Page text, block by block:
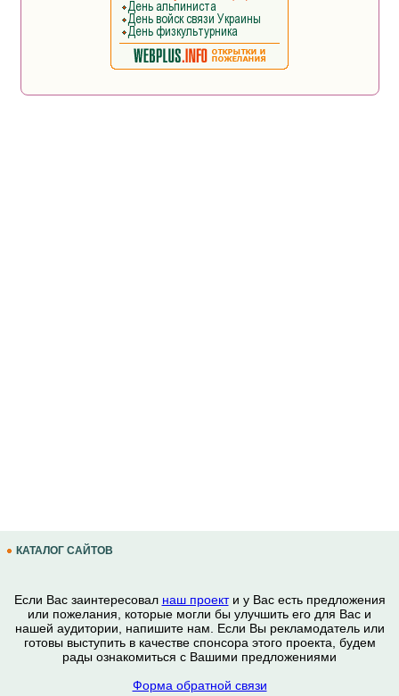
КАТАЛОГ САЙТОВ
Если Вас заинтересовал наш проекти у Вас есть предложения
или пожелания, которые могли бы улучшить его для Вас и
нашей аудитории, напишите нам. Если Вы рекламодатель или
готовы выступить в качестве спонсора этого проекта, будем
рады ознакомиться с Вашими предложениями
Форма обратной связи